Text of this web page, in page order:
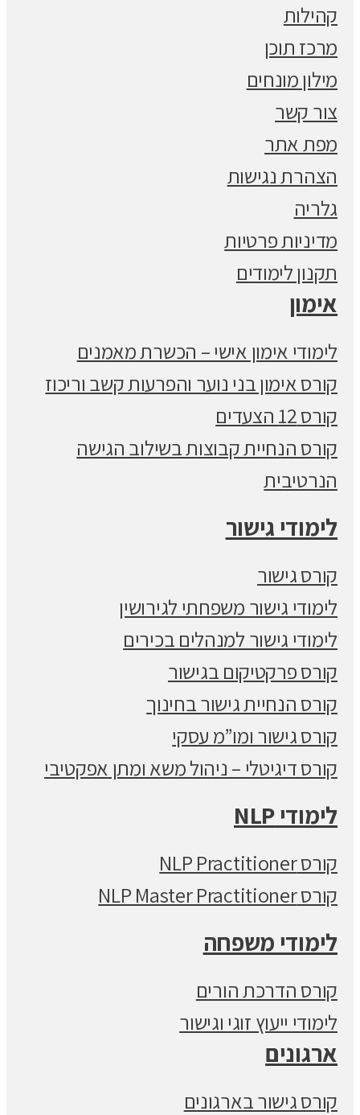
קהילות
מרכז תוכן
מילון מונחים
צור קשר
מפת אתר
הצהרת נגישות
גלריה
מדיניות פרטיות
תקנון לימודים
אימון
לימודי אימון אישי – הכשרת מאמנים
קורס אימון בני נוער והפרעות קשב וריכוז
קורס 12 הצעדים
קורס הנחיית קבוצות בשילוב הגישה
הנרטיבית
לימודי גישור
קורס גישור
לימודי גישור משפחתי לגירושין
לימודי גישור למנהלים בכירים
קורס פרקטיקום בגישור
קורס הנחיית גישור בחינוך
קורס גישור ומו”מ עסקי
קורס דיגיטלי – ניהול משא ומתן אפקטיבי
לימודי NLP
קורס NLP Practitioner
קורס NLP Master Practitioner
לימודי משפחה
קורס הדרכת הורים
לימודי ייעוץ זוגי וגישור
ארגונים
קורס גישור בארגונים